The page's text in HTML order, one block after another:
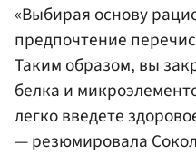
«Выбирая основу
предпочтение
Таким образом, вы
белка и
легко введете
— резюмировала